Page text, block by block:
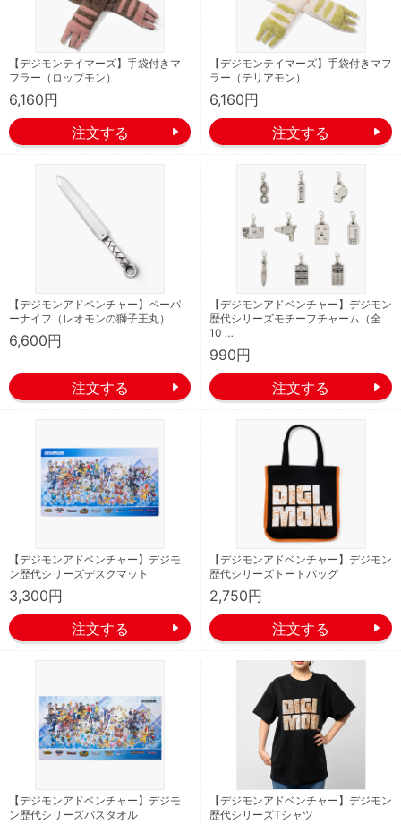
【デジモンテイマーズ】手袋付きマ
フラー（ロップモン）
6,160円
【デジモンテイマーズ】手袋付きマフ
ラー（テリアモン）
6,160円
【デジモンアドベンチャー】ペーパ
ーナイフ（レオモンの獅子王丸）
6,600円
【デジモンアドベンチャー】デジモン
歴代シリーズモチーフチャーム（全
10 …
990円
【デジモンアドベンチャー】デジモ
ン歴代シリーズデスクマット
3,300円
【デジモンアドベンチャー】デジモン
歴代シリーズトートバッグ
2,750円
【デジモンアドベンチャー】デジモ
ン歴代シリーズバスタオル
【デジモンアドベンチャー】デジモン
歴代シリーズTシャツ